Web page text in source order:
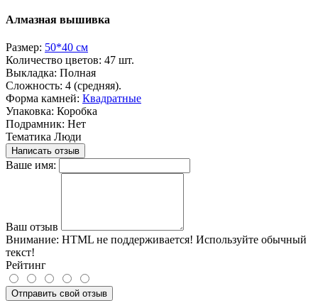
Алмазная вышивка
Размер: 50*40 см
Количество цветов: 47 шт.
Выкладка: Полная
Сложность: 4 (средняя).
Форма камней: Квадратные
Упаковка: Коробка
Подрамник: Нет
Тематика Люди
Написать отзыв
Ваше имя:
Ваш отзыв
Внимание: HTML не поддерживается! Используйте обычный
текст!
Рейтинг
Отправить свой отзыв